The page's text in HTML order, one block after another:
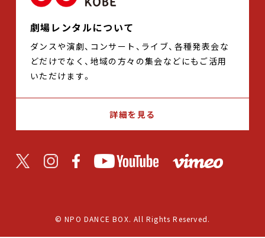
劇場レンタルについて
ダンスや演劇、コンサート、ライブ、各種発表会な
どだけでなく、地域の方々の集会などにもご活用
いただけます。
詳細を見る
© NPO DANCE BOX. All Rights Reserved.